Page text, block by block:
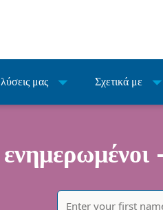
μας Σχετικά με